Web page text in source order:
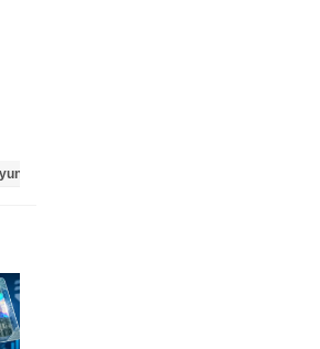
petrol engine